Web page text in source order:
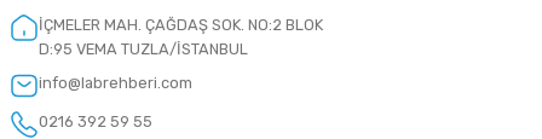
İÇMELER MAH. ÇAĞDAŞ SOK. NO:2 BLOK
D:95 VEMA TUZLA/İSTANBUL
info@labrehberi.com
0216 392 59 55